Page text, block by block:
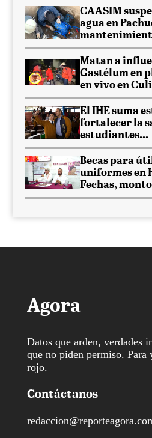
CAASIM
agua en
Matan a
Gastélum en
en vivo en
El IHE suma
fortalecer la
estudiantes...
Becas para
uniformes en
Fechas,
Agora
Datos que arden, verdades
que no piden permiso. Para
rojo.
Contáctanos